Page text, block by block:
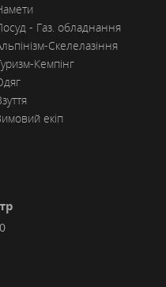
- Газ. обладнання
Скелелазіння
Кемпінг
екіп